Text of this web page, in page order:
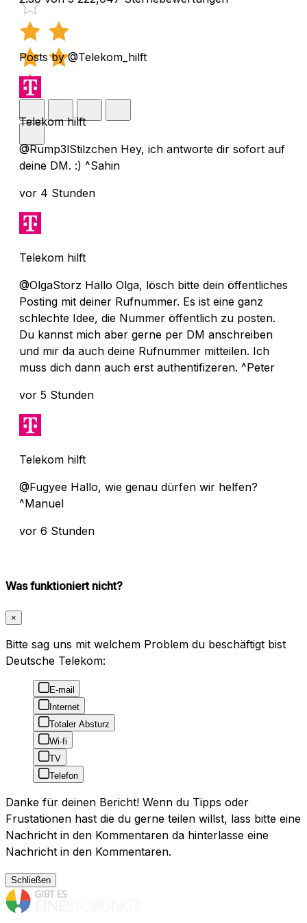
Posts by @Telekom_hilft
Telekom hilft
@Rump3lStilzchen Hey, ich antworte dir sofort auf
deine DM. :) ^Sahin
vor 4 Stunden
Telekom hilft
@OlgaStorz Hallo Olga, lösch bitte dein öffentliches
Posting mit deiner Rufnummer. Es ist eine ganz
schlechte Idee, die Nummer öffentlich zu posten.
Du kannst mich aber gerne per DM anschreiben
und mir da auch deine Rufnummer mitteilen. Ich
muss dich dann auch erst authentifizeren. ^Peter
vor 5 Stunden
Telekom hilft
@Fugyee Hallo, wie genau dürfen wir helfen?
^Manuel
vor 6 Stunden
Was funktioniert nicht?
×
Bitte sag uns mit welchem Problem du beschäftigt bist
Deutsche Telekom:
E-mail
Internet
Totaler Absturz
Wi-fi
TV
Telefon
Danke für deinen Bericht! Wenn du Tipps oder
Frustationen hast die du gerne teilen willst, lass bitte eine
Nachricht in den Kommentaren da hinterlasse eine
Nachricht in den Kommentaren.
Schließen